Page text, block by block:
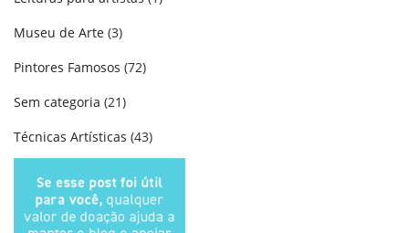
Museu de Arte (3)
Pintores Famosos (72)
Sem categoria (21)
Técnicas Artísticas (43)